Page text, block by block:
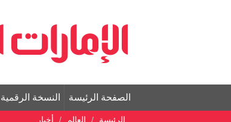
الصفحة الرئيسة النسخة الرقمية
الرئيسة العالم أخبار